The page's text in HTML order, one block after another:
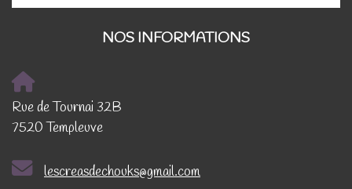
NOS INFORMATIONS
Rue de Tournai 32B
7520 Templeuve
lescreasdechouks@gmail.com